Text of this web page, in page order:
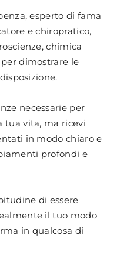
esperto di fama
e chiropratico,
chimica
dimostrare le
necessarie per
tua vita, ma ricevi
in modo chiaro e
profondi e
di essere
il tuo modo
in qualcosa di